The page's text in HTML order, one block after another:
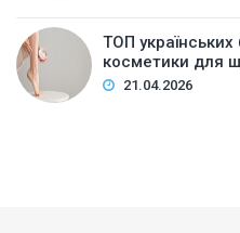
ТОП українських
косметики для
21.04.2026